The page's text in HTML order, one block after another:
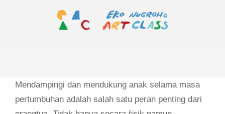
ART
CLASS
Mendampingi dan mendukung anak selama masa
pertumbuhan adalah salah satu peran penting dari